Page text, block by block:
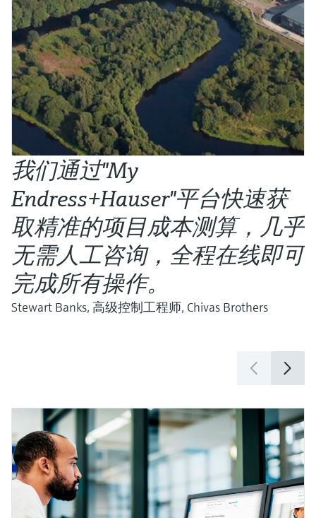
我们通过"My
Endress+Hauser"平台快速获
取精准的项目成本测算，几乎
无需人工咨询，全程在线即可
完成所有操作。
Stewart Banks, 高级控制工程师, Chivas Brothers